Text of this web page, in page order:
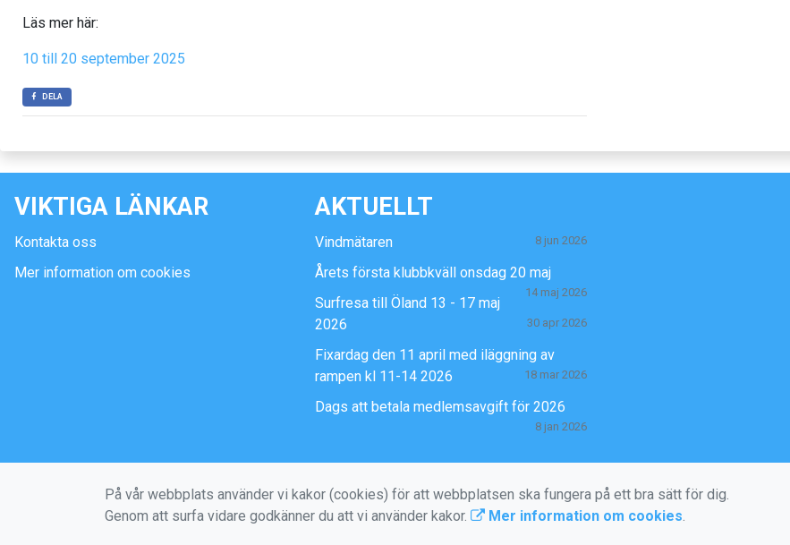
Läs mer här:
10 till 20 september 2025
DELA
VIKTIGA LÄNKAR
Kontakta oss
Mer information om cookies
AKTUELLT
Vindmätaren 8 jun 2026
Årets första klubbkväll onsdag 20 maj
14 maj 2026
Surfresa till Öland 13 - 17 maj
2026
30 apr 2026
Fixardag den 11 april med iläggning av
rampen kl 11-14 2026
18 mar 2026
Dags att betala medlemsavgift för 2026
8 jan 2026
På vår webbplats använder vi kakor (cookies) för att webbplatsen ska fungera på ett bra sätt för dig.
Genom att surfa vidare godkänner du att vi använder kakor.
Mer information om cookies.